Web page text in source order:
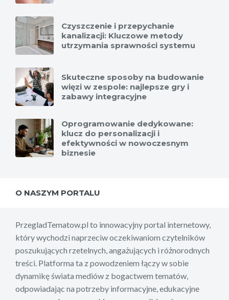
Czyszczenie i przepychanie
kanalizacji: Kluczowe metody
utrzymania sprawności systemu
Skuteczne sposoby na budowanie
więzi w zespole: najlepsze gry i
zabawy integracyjne
Oprogramowanie dedykowane:
klucz do personalizacji i
efektywności w nowoczesnym
biznesie
O NASZYM PORTALU
PrzegladTematow.pl to innowacyjny portal internetowy,
który wychodzi naprzeciw oczekiwaniom czytelników
poszukujących rzetelnych, angażujących i różnorodnych
treści. Platforma ta z powodzeniem łączy w sobie
dynamikę świata mediów z bogactwem tematów,
odpowiadając na potrzeby informacyjne, edukacyjne